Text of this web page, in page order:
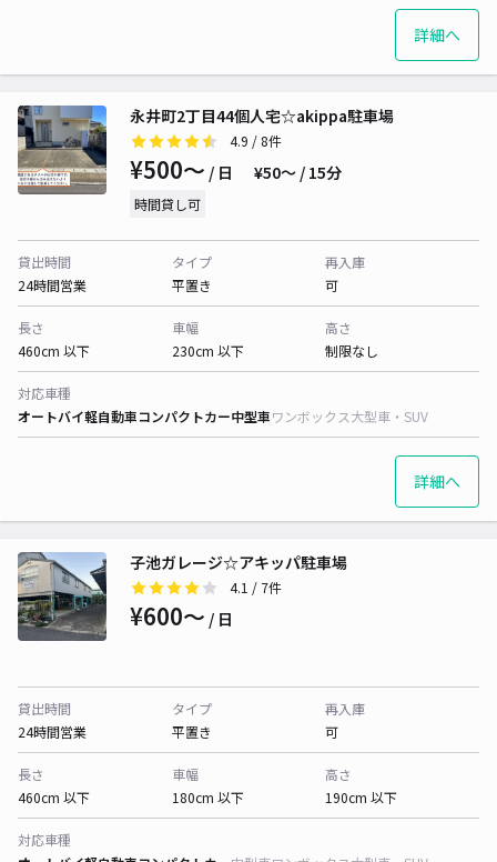
詳細へ
永井町2丁目44個人宅☆akippa駐車場
4.9 / 8件
¥500〜 / 日 ¥50〜 / 15分
時間貸し可
貸出時間
24時間営業
タイプ
平置き
再入庫
可
長さ
460cm 以下
車幅
230cm 以下
高さ
制限なし
対応車種
オートバイ軽自動車コンパクトカー中型車ワンボックス大型車・SUV
詳細へ
子池ガレージ☆アキッパ駐車場
4.1 / 7件
¥600〜 / 日
貸出時間
24時間営業
タイプ
平置き
再入庫
可
長さ
460cm 以下
車幅
180cm 以下
高さ
190cm 以下
対応車種